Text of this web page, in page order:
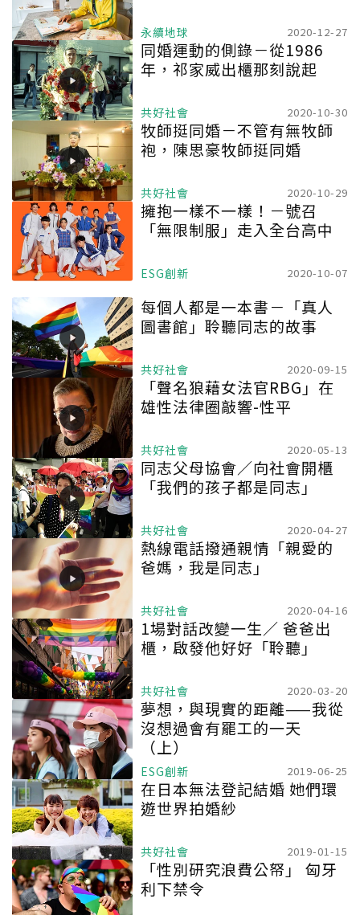
永續地球 2020-12-27
同婚運動的側錄－從1986
年，祁家威出櫃那刻說起
共好社會 2020-10-30
牧師挺同婚－不管有無牧師
袍，陳思豪牧師挺同婚
共好社會 2020-10-29
擁抱一樣不一樣！－號召
「無限制服」走入全台高中
ESG創新 2020-10-07
每個人都是一本書－「真人
圖書館」聆聽同志的故事
共好社會 2020-09-15
「聲名狼藉女法官RBG」在
雄性法律圈敲響-性平
共好社會 2020-05-13
同志父母協會／向社會開櫃
「我們的孩子都是同志」
共好社會 2020-04-27
熱線電話撥通親情「親愛的
爸媽，我是同志」
共好社會 2020-04-16
1場對話改變一生／ 爸爸出
櫃，啟發他好好「聆聽」
共好社會 2020-03-20
夢想，與現實的距離——我從
沒想過會有罷工的一天
（上）
ESG創新 2019-06-25
在日本無法登記結婚 她們環
遊世界拍婚紗
共好社會 2019-01-15
「性別研究浪費公帑」 匈牙
利下禁令